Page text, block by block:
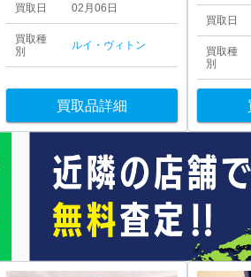
買取日 02月06日
買取種
別
ルイ・ヴィトン
買取品詳細
買取日
買取種
別